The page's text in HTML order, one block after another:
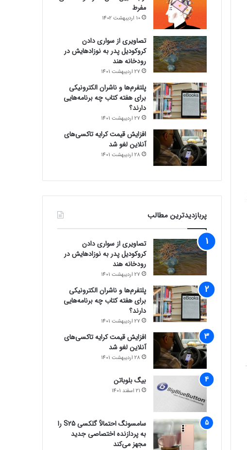
مفرط
10 اردیبهشت 1402
تصاویری از سواری دادن
کروکودیل پدر به نوزادهایش در
رودخانه هند
27 اردیبهشت 1401
پلتفرم‌ها و ناشران الکترونیکی
برای هفته کتاب چه برنامه‌هایی
دارند؟
27 اردیبهشت 1401
افزایش قیمت کرایه تاکسی‌های
آنلاین لغو شد
28 اردیبهشت 1401
پربازدیدترین مطالب
تصاویری از سواری دادن
کروکودیل پدر به نوزادهایش در
رودخانه هند
27 اردیبهشت 1401
پلتفرم‌ها و ناشران الکترونیکی
برای هفته کتاب چه برنامه‌هایی
دارند؟
27 اردیبهشت 1401
افزایش قیمت کرایه تاکسی‌های
آنلاین لغو شد
28 اردیبهشت 1401
بیگ بلوباتن
21 اسفند 1401
سامسونگ احتمالاً گلکسی S25 را
به پردازنده اختصاصی جدید
مجهز می‌کند